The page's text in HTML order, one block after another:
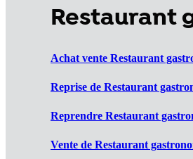
Restaurant
Achat vente Restaurant
Reprise de Restaurant
Reprendre Restaurant
Vente de Restaurant